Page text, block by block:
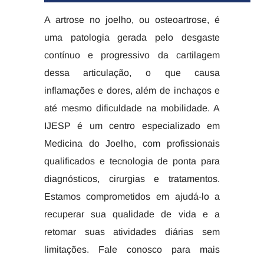
A artrose no joelho, ou osteoartrose, é
uma patologia gerada pelo desgaste
contínuo e progressivo da cartilagem
dessa articulação, o que causa
inflamações e dores, além de inchaços e
até mesmo dificuldade na mobilidade. A
IJESP é um centro especializado em
Medicina do Joelho, com profissionais
qualificados e tecnologia de ponta para
diagnósticos, cirurgias e tratamentos.
Estamos comprometidos em ajudá-lo a
recuperar sua qualidade de vida e a
retomar suas atividades diárias sem
limitações. Fale conosco para mais